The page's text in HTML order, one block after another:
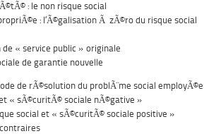
: le non risque social
: l’Ã©galisation Ã zÃ©ro du risque social
de « service public » originale
de garantie nouvelle
de rÃ©solution du problÃ¨me social employÃ©e
« sÃ©curitÃ© sociale nÃ©gative »
social et « sÃ©curitÃ© sociale positive »